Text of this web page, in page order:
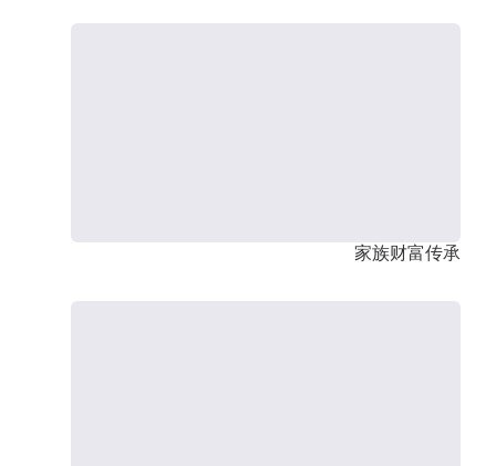
家族财富传承